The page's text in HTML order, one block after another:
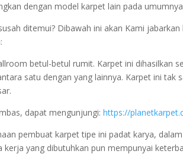
dengan model karpet lain pada
ditemui? Dibawah ini akan Kami jabarkan
betul-betul rumit. Karpet ini dihasilkan
satu dengan yang lainnya. Karpet ini tak
dapat mengunjungi: https://
pembuat karpet tipe ini padat karya,
yang dibutuhkan pun mempunyai